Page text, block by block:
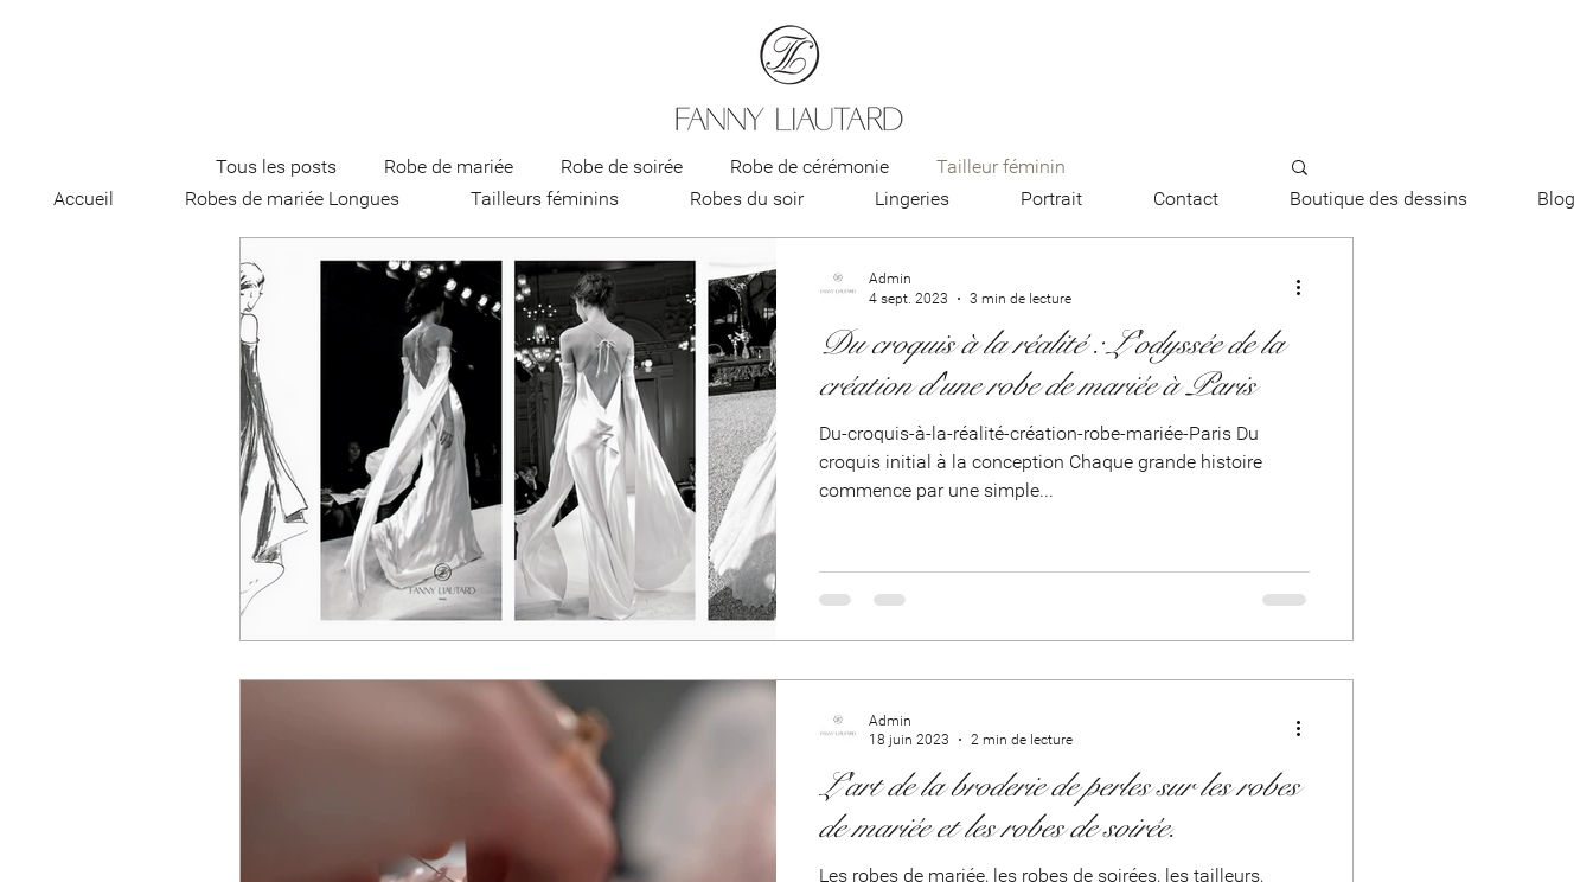
Accueil Robes de mariée Longues Tailleurs féminins Robes du soir Lingeries Portrait Contact Boutique des dessins Blog
Tous les posts Robe de mariée Robe de soirée Robe de cérémonie Tailleur féminin
robe de mariée courte Smoking femme Création et sur-mesure
Tailleur de mariée Voile et voilette de mariée Voile de mariée personnalisé Robe de fiançailles
Bustier Robe de mariée princesse robe de mariée moderne robe de mariée glamour
Robe de lendemain de mariage Illustration de mode
Robe de mariée créateur Paris
Du croquis à la réalité : L'odyssée de la
création d'une robe de mariée à Paris
Du-croquis-à-la-réalité-création-robe-mariée-Paris Du
croquis initial à la conception Chaque grande histoire
commence par une simple...
Admin
4 sept. 2023
3 min de lecture
L'art de la broderie de perles sur les robes
de mariée et les robes de soirée.
Les robes de mariée, les robes de soirées, les tailleurs,
Admin
18 juin 2023
2 min de lecture